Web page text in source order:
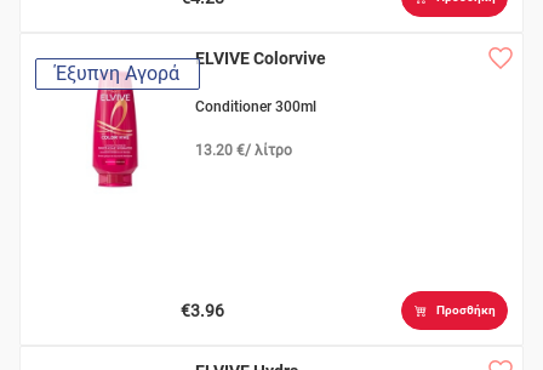
Έξυπνη Αγορά
ELVIVE Colorvive
Conditioner 300ml
13.20 €/ λίτρο
€3.96 Προσθήκη